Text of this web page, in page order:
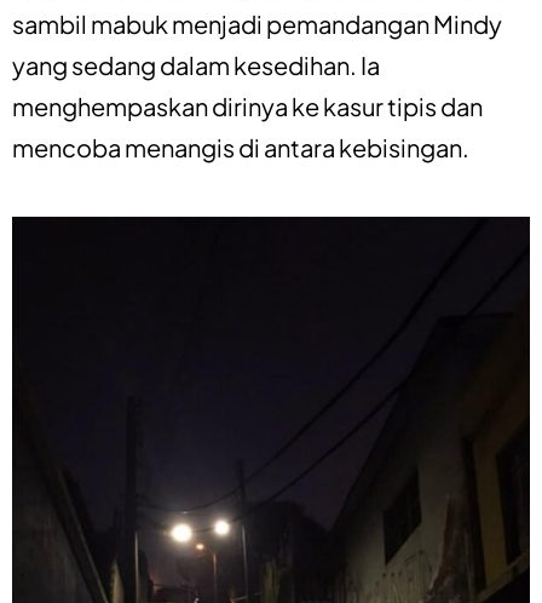
sambil mabuk menjadi pemandangan Mindy
yang sedang dalam kesedihan. Ia
menghempaskan dirinya ke kasur tipis dan
mencoba menangis di antara kebisingan.